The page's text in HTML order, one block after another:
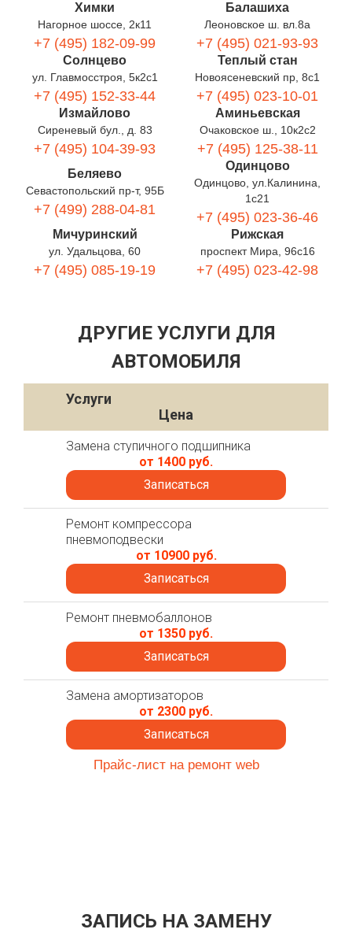
Химки
Нагорное шоссе, 2к11
+7 (495) 182-09-99
Балашиха
Леоновское ш. вл.8а
+7 (495) 021-93-93
Солнцево
ул. Главмосстроя, 5к2с1
+7 (495) 152-33-44
Теплый стан
Новоясеневский пр, 8с1
+7 (495) 023-10-01
Измайлово
Сиреневый бул., д. 83
+7 (495) 104-39-93
Аминьевская
Очаковское ш., 10к2с2
+7 (495) 125-38-11
Беляево
Севастопольский пр-т, 95Б
+7 (499) 288-04-81
Одинцово
Одинцово, ул.Калинина,
1с21
+7 (495) 023-36-46
Мичуринский
ул. Удальцова, 60
+7 (495) 085-19-19
Рижская
проспект Мира, 96с16
+7 (495) 023-42-98
ДРУГИЕ УСЛУГИ ДЛЯ
АВТОМОБИЛЯ
Услуги
Цена
Замена ступичного подшипника
от 1400 руб.
Записаться
Ремонт компрессора
пневмоподвески
от 10900 руб.
Записаться
Ремонт пневмобаллонов
от 1350 руб.
Записаться
Замена амортизаторов
от 2300 руб.
Записаться
Прайс-лист на ремонт web
ЗАПИСЬ НА ЗАМЕНУ